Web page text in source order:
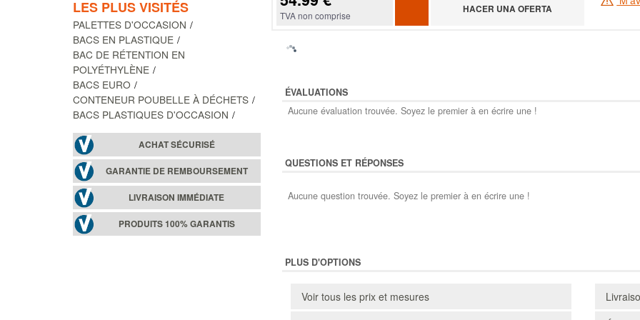
LES PLUS VISITÉS
PALETTES D'OCCASION
BACS EN PLASTIQUE
BAC DE RÉTENTION EN
POLYÉTHYLÈNE
BACS EURO
CONTENEUR POUBELLE À DÉCHETS
BACS PLASTIQUES D'OCCASION
ACHAT SÉCURISÉ
GARANTIE DE REMBOURSEMENT
LIVRAISON IMMÉDIATE
PRODUITS 100% GARANTIS
TVA non comprise
HACER UNA OFERTA
ÉVALUATIONS
Aucune évaluation trouvée. Soyez le premier à en écrire une !
QUESTIONS ET RÉPONSES
Aucune question trouvée. Soyez le premier à en écrire une !
PLUS D'OPTIONS
Voir tous les prix et mesures